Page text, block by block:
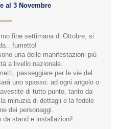
al 3 Novembre
fine settimana di Ottobre, si
una delle manifestazioni più
a livello nazionale.
passeggiare per le vie del
uno spasso: ad ogni angolo o
di tutto punto, tanto da
minuzia di dettagli e la fedele
dei personaggi.
da stand e installazioni!